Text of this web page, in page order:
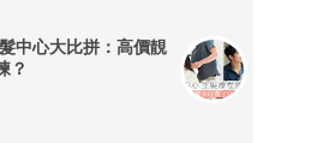
髮中心大比拼：高價靚
？